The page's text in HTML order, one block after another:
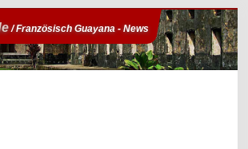
/ Französisch Guayana - News